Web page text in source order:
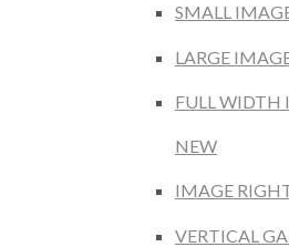
SMALL
LARGE
FULL WIDTH
NEW
IMAGE
VERTICAL